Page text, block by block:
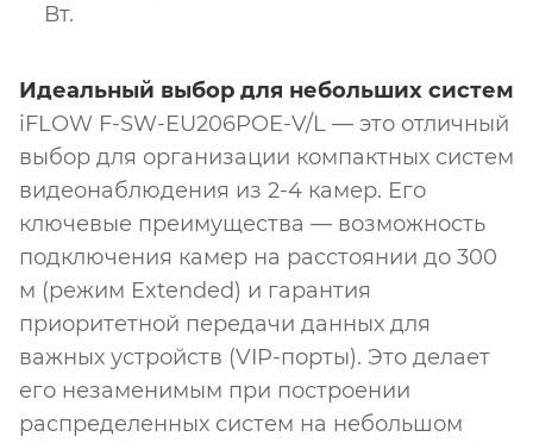
Вт.
Идеальный выбор для небольших систем
iFLOW F-SW-EU206POE-V/L — это отличный
выбор для организации компактных систем
видеонаблюдения из 2-4 камер. Его
ключевые преимущества — возможность
подключения камер на расстоянии до 300
м (режим Extended) и гарантия
приоритетной передачи данных для
важных устройств (VIP-порты). Это делает
его незаменимым при построении
распределенных систем на небольшом